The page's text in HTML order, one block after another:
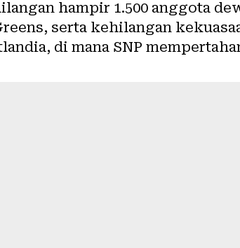
hampir 1.500 anggota
serta kehilangan
di mana SNP